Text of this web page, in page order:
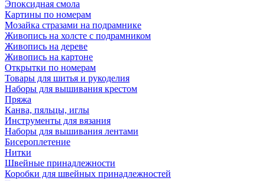
Эпоксидная смола
Картины по номерам
Мозайка стразами на подрамнике
Живопись на холсте с подрамником
Живопись на дереве
Живопись на картоне
Открытки по номерам
Товары для шитья и рукоделия
Наборы для вышивания крестом
Пряжа
Канва, пяльцы, иглы
Инструменты для вязания
Наборы для вышивания лентами
Бисероплетение
Нитки
Швейные принадлежности
Коробки для швейных принадлежностей